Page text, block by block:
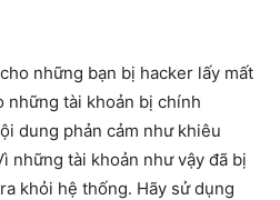
những bạn bị hacker lấy mất
những tài khoản bị chính
dung phản cảm như khiêu
những tài khoản như vậy đã bị
khỏi hệ thống. Hãy sử dụng